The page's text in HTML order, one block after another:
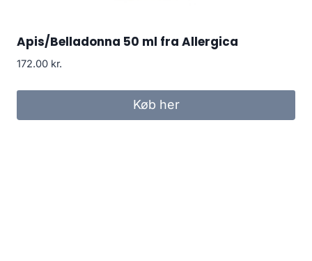
Apis/Belladonna 50 ml fra Allergica
172.00 kr.
Køb her